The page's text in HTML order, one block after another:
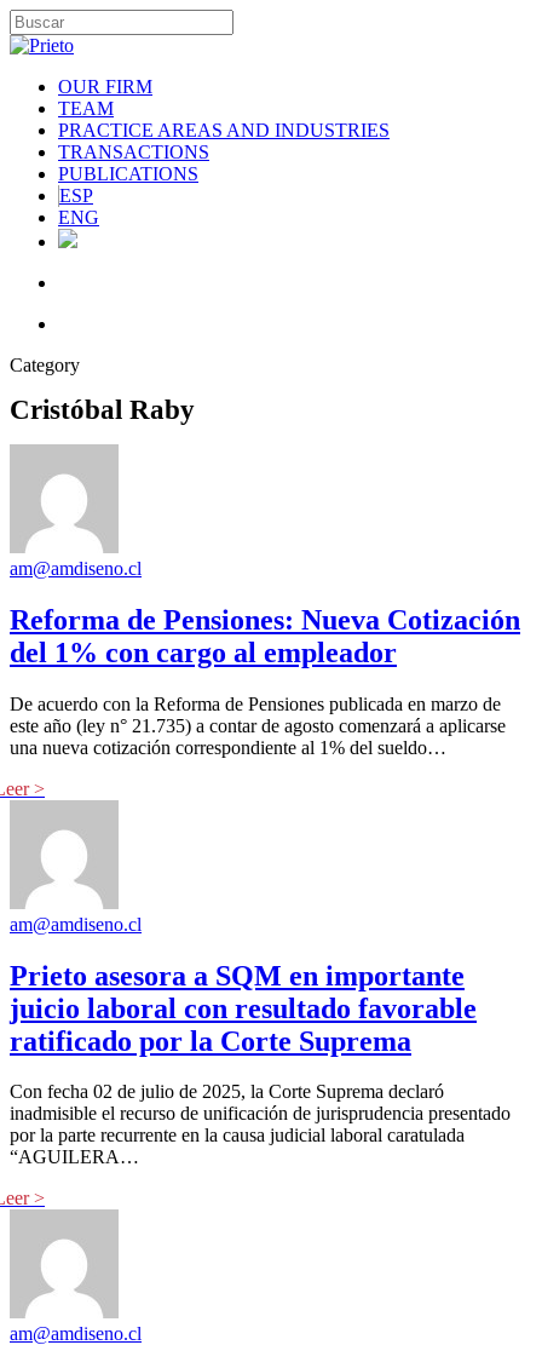
OUR FIRM
TEAM
PRACTICE AREAS AND INDUSTRIES
TRANSACTIONS
PUBLICATIONS
ESP
ENG
Category
Cristóbal Raby
am@amdiseno.cl
Reforma de Pensiones: Nueva Cotización
del 1% con cargo al empleador
De acuerdo con la Reforma de Pensiones publicada en marzo de
este año (ley n° 21.735) a contar de agosto comenzará a aplicarse
una nueva cotización correspondiente al 1% del sueldo…
am@amdiseno.cl
Prieto asesora a SQM en importante
juicio laboral con resultado favorable
ratificado por la Corte Suprema
Con fecha 02 de julio de 2025, la Corte Suprema declaró
inadmisible el recurso de unificación de jurisprudencia presentado
por la parte recurrente en la causa judicial laboral caratulada
“AGUILERA…
am@amdiseno.cl